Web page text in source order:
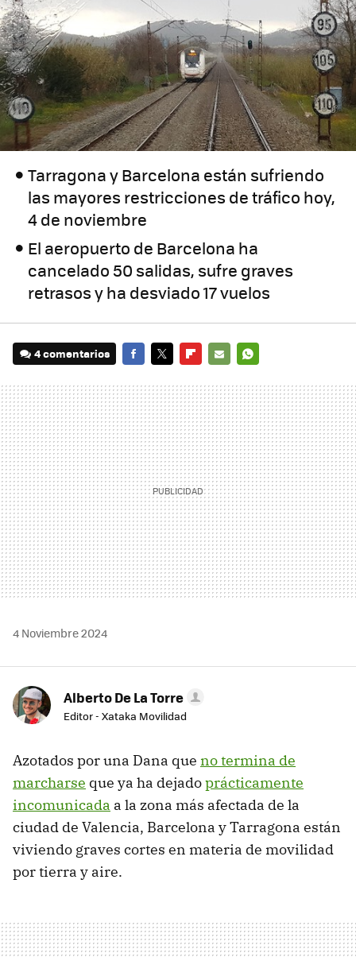
Tarragona y Barcelona están sufriendo
las mayores restricciones de tráfico hoy,
4 de noviembre
El aeropuerto de Barcelona ha
cancelado 50 salidas, sufre graves
retrasos y ha desviado 17 vuelos
4 comentarios
MAIL
4 Noviembre 2024
Alberto De La Torre
Editor - Xataka Movilidad
Azotados por una Dana que no termina de
marcharse que ya ha dejadoprácticamente
incomunicada a la zona más afectada de la
ciudad de Valencia, Barcelona y Tarragona están
viviendo graves cortes en materia de movilidad
por tierra y aire.